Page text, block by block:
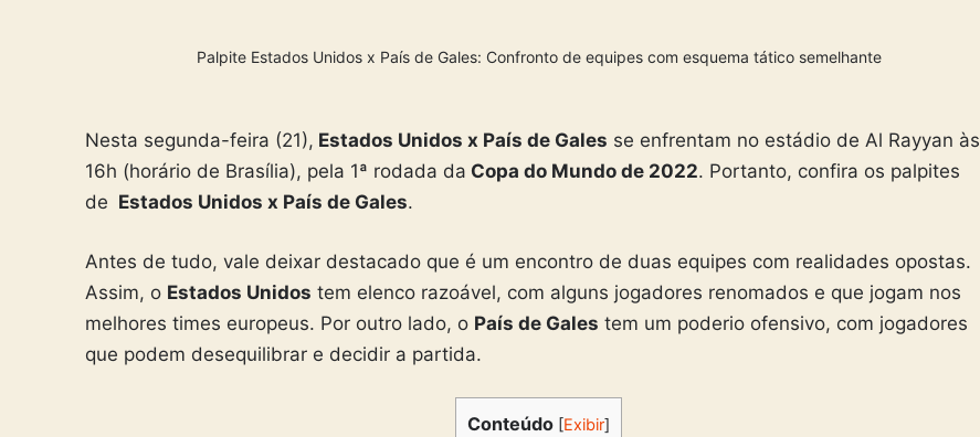
Palpite Estados Unidos x País de Gales: Confronto de equipes com esquema tático semelhante
Nesta segunda-feira (21), Estados Unidos x País de Gales se enfrentam no estádio de Al Rayyan às
16h (horário de Brasília), pela 1ª rodada da Copa do Mundo de 2022. Portanto, confira os palpites
de Estados Unidos x País de Gales.
Antes de tudo, vale deixar destacado que é um encontro de duas equipes com realidades opostas.
Assim, o Estados Unidos tem elenco razoável, com alguns jogadores renomados e que jogam nos
melhores times europeus. Por outro lado, o País de Gales tem um poderio ofensivo, com jogadores
que podem desequilibrar e decidir a partida.
Conteúdo [Exibir]